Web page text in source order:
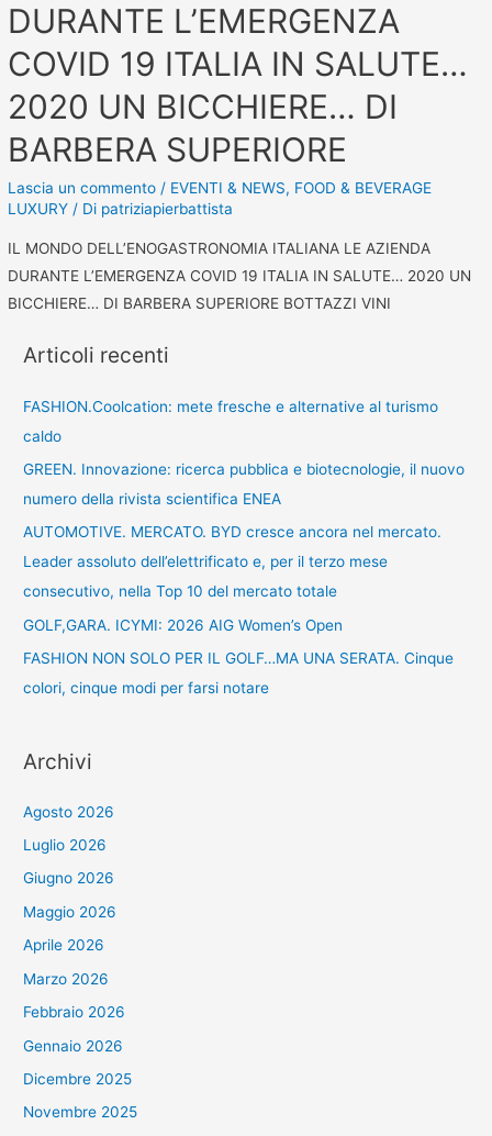
DURANTE L’EMERGENZA
COVID 19 ITALIA IN SALUTE…
2020 UN BICCHIERE… DI
BARBERA SUPERIORE
Lascia un commento / EVENTI & NEWS, FOOD & BEVERAGE
LUXURY / Di patriziapierbattista
IL MONDO DELL’ENOGASTRONOMIA ITALIANA LE AZIENDA
DURANTE L’EMERGENZA COVID 19 ITALIA IN SALUTE… 2020 UN
BICCHIERE… DI BARBERA SUPERIORE BOTTAZZI VINI
Articoli recenti
FASHION.Coolcation: mete fresche e alternative al turismo
caldo
GREEN. Innovazione: ricerca pubblica e biotecnologie, il nuovo
numero della rivista scientifica ENEA
AUTOMOTIVE. MERCATO. BYD cresce ancora nel mercato.
Leader assoluto dell’elettrificato e, per il terzo mese
consecutivo, nella Top 10 del mercato totale
GOLF,GARA. ICYMI: 2026 AIG Women’s Open
FASHION NON SOLO PER IL GOLF…MA UNA SERATA. Cinque
colori, cinque modi per farsi notare
Archivi
Agosto 2026
Luglio 2026
Giugno 2026
Maggio 2026
Aprile 2026
Marzo 2026
Febbraio 2026
Gennaio 2026
Dicembre 2025
Novembre 2025